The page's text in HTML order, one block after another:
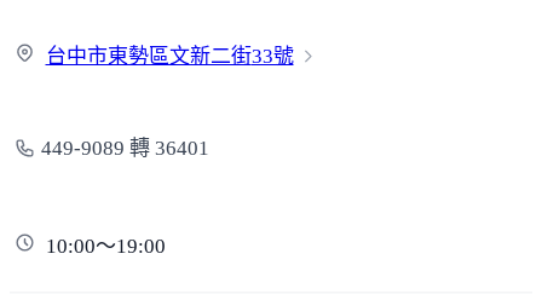
台中市東勢區文新二街33號
449-9089 轉 36401
10:00～19:00